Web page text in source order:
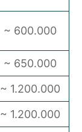
~ 600.000
~ 650.000
~ 1.200.000
~ 1.200.000